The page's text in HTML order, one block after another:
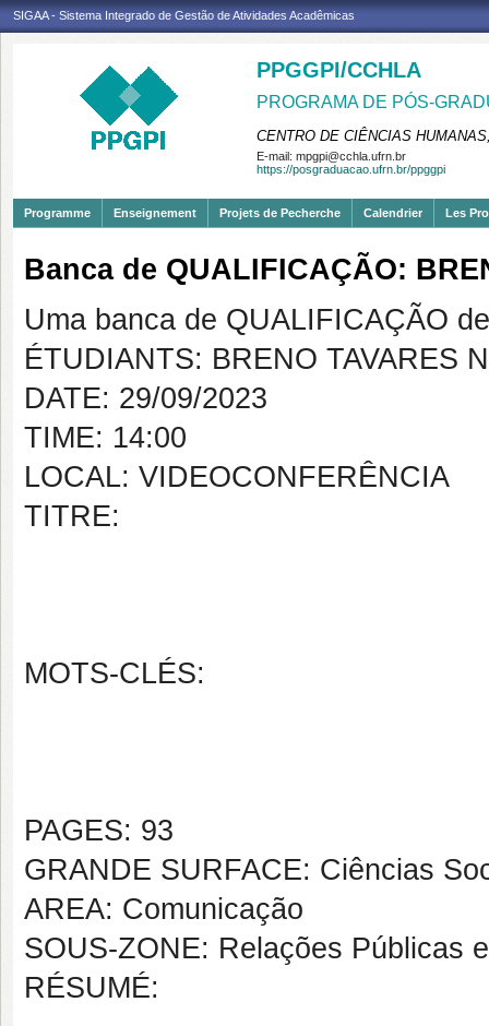
SIGAA - Sistema Integrado de Gestão de Atividades Acadêmicas
PPGGPI/CCHLA
PROGRAMA DE PÓS-
CENTRO DE CIÊNCIAS
E-mail: mpgpi@cchla.ufrn.br
https://posgraduacao.ufrn.br/ppggpi
Programme Enseignement Projets de Pecherche Calendrier Les
Banca de QUALIFICAÇÃO:
Uma banca de QUALIFICAÇÃO
ÉTUDIANTS: BRENO TAVARES
DATE: 29/09/2023
TIME: 14:00
LOCAL: VIDEOCONFERÊNCIA
TITRE:
MOTS-CLÉS:
PAGES: 93
GRANDE SURFACE: Ciências
AREA: Comunicação
SOUS-ZONE: Relações Públicas
RÉSUMÉ: